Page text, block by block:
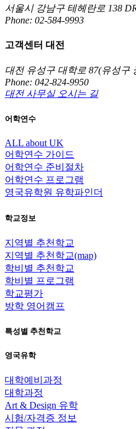
서울시 강남구 테헤란로 138
Phone: 02-584-9993
고객센터 대전
대전 유성구 대학로 87(유성구
Phone: 042-824-9950
대전 사무실 오시는 길
어학연수
ALL about UK
어학연수 가이드
어학연수 준비절차
어학연수 프로그램
영국유학원 유학파인더
학교정보
지역별 추천학교
지역별 추천학교(map)
학비별 추천학교
학비별 프로그램
학교평가
방학 영어캠프
특성별 추천학교
영국유학
대학예비과정
대학과정
Art & Design 유학
시험/자격증 정보